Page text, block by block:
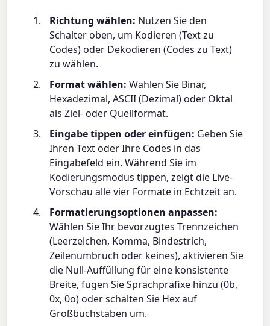
Richtung wählen: Nutzen Sie den
Schalter oben, um Kodieren (Text zu
Codes) oder Dekodieren (Codes zu Text)
zu wählen.
Format wählen: Wählen Sie Binär,
Hexadezimal, ASCII (Dezimal) oder Oktal
als Ziel- oder Quellformat.
Eingabe tippen oder einfügen: Geben Sie
Ihren Text oder Ihre Codes in das
Eingabefeld ein. Während Sie im
Kodierungsmodus tippen, zeigt die Live-
Vorschau alle vier Formate in Echtzeit an.
Formatierungsoptionen anpassen:
Wählen Sie Ihr bevorzugtes Trennzeichen
(Leerzeichen, Komma, Bindestrich,
Zeilenumbruch oder keines), aktivieren Sie
die Null-Auffüllung für eine konsistente
Breite, fügen Sie Sprachpräfixe hinzu (0b,
0x, 0o) oder schalten Sie Hex auf
Großbuchstaben um.